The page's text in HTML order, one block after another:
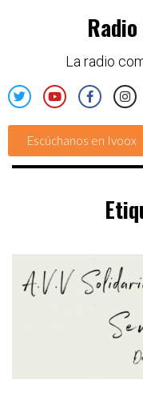
La radio
Escúchanos en Ivoox